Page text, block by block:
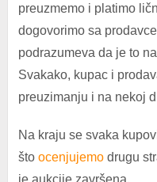
preuzmemo i platimo
dogovorimo sa
podrazumeva da je to
Svakako, kupac i
preuzimanju i na nekoj
Na kraju se svaka
što ocenjujemo drugu
je aukcije završena.